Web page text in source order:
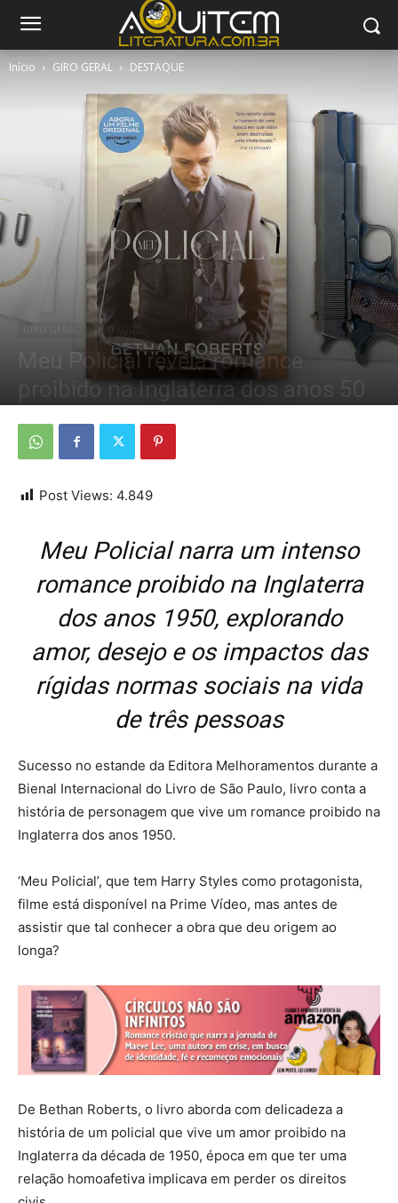
Início GIRO GERAL DESTAQUE
DESTAQUE
Meu Policial revela romance
proibido na Inglaterra dos anos 50
Post Views: 4.849
Meu Policial narra um intenso
romance proibido na Inglaterra
dos anos 1950, explorando
amor, desejo e os impactos das
rígidas normas sociais na vida
de três pessoas
Sucesso no estande da Editora Melhoramentos durante a
Bienal Internacional do Livro de São Paulo, livro conta a
história de personagem que vive um romance proibido na
Inglaterra dos anos 1950.
‘Meu Policial’, que tem Harry Styles como protagonista,
filme está disponível na Prime Vídeo, mas antes de
assistir que tal conhecer a obra que deu origem ao
longa?
De Bethan Roberts, o livro aborda com delicadeza a
história de um policial que vive um amor proibido na
Inglaterra da década de 1950, época em que ter uma
relação homoafetiva implicava em perder os direitos